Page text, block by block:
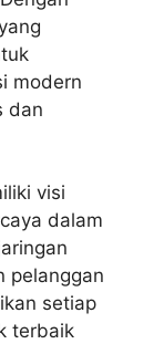
modern
dan
visi
dalam
pelanggan
setiap
terbaik